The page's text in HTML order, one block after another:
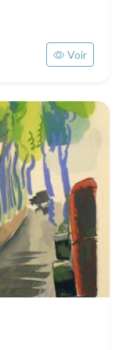
Voir